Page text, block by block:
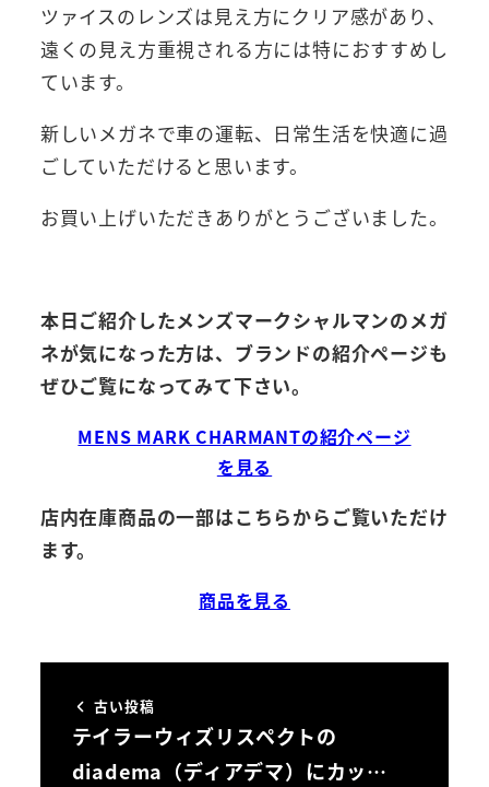
ツァイスのレンズは見え方にクリア感があり、
遠くの見え方重視される方には特におすすめし
ています。
新しいメガネで車の運転、日常生活を快適に過
ごしていただけると思います。
お買い上げいただきありがとうございました。
本日ご紹介したメンズマークシャルマンのメガ
ネが気になった方は、ブランドの紹介ページも
ぜひご覧になってみて下さい。
MENS MARK CHARMANTの紹介ページ
を見る
店内在庫商品の一部はこちらからご覧いただけ
ます。
商品を見る
古い投稿
テイラーウィズリスペクトの
diadema（ディアデマ）にカッ…